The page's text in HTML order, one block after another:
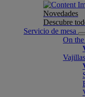
Novedades
Descubre
Servicio de mesa
On
Vajillas